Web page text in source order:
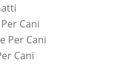
Cani
Per Cani
Cani